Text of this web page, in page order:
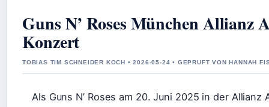
Guns N’ Roses München Allianz
Konzert
TOBIAS TIM SCHNEIDER KOCH • 2026-05-24 • GEPRUFT VON HANNAH
Als Guns N’ Roses am 20. Juni 2025 in der